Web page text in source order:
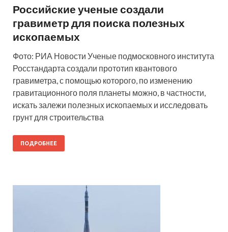
Российские ученые создали
гравиметр для поиска полезных
ископаемых
Фото: РИА Новости Ученые подмосковного института
Росстандарта создали прототип квантового
гравиметра, с помощью которого, по изменению
гравитационного поля планеты можно, в частности,
искать залежи полезных ископаемых и исследовать
грунт для строительства
ПОДРОБНЕЕ